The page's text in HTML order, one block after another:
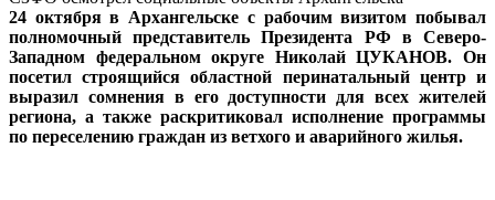
24 октября в Архангельске с рабочим визитом побывал
полномочный представитель Президента РФ в Северо-
Западном федеральном округе Николай ЦУКАНОВ. Он
посетил строящийся областной перинатальный центр и
выразил сомнения в его доступности для всех жителей
региона, а также раскритиковал исполнение программы
по переселению граждан из ветхого и аварийного жилья.